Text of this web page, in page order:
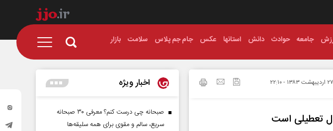
جامعه حوادث دانش استانها عکس جام جم پلاس سلامت بازار
۲۷ ارديبهشت ۱۳۸۳ - ۲۲:۱۰
تعطیلی است
اخبار ویژه
صبحانه چی درست کنم؟ معرفی ۳۰ صبحانه
سریع، سالم و مقوی برای همه سلیقه‌ها